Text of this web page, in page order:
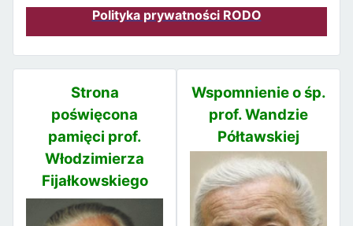
Polityka prywatności RODO
Strona
poświęcona
pamięci prof.
Włodzimierza
Fijałkowskiego
Wspomnienie o śp.
prof. Wandzie
Półtawskiej